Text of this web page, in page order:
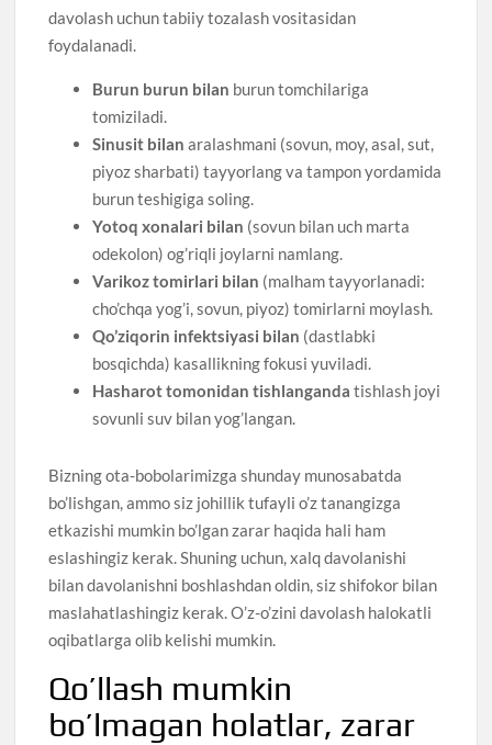
davolash uchun tabiiy tozalash vositasidan
foydalanadi.
Burun burun bilan burun tomchilariga
tomiziladi.
Sinusit bilan aralashmani (sovun, moy, asal, sut,
piyoz sharbati) tayyorlang va tampon yordamida
burun teshigiga soling.
Yotoq xonalari bilan (sovun bilan uch marta
odekolon) og’riqli joylarni namlang.
Varikoz tomirlari bilan (malham tayyorlanadi:
cho’chqa yog’i, sovun, piyoz) tomirlarni moylash.
Qo’ziqorin infektsiyasi bilan (dastlabki
bosqichda) kasallikning fokusi yuviladi.
Hasharot tomonidan tishlanganda tishlash joyi
sovunli suv bilan yog’langan.
Bizning ota-bobolarimizga shunday munosabatda
bo’lishgan, ammo siz johillik tufayli o’z tanangizga
etkazishi mumkin bo’lgan zarar haqida hali ham
eslashingiz kerak. Shuning uchun, xalq davolanishi
bilan davolanishni boshlashdan oldin, siz shifokor bilan
maslahatlashingiz kerak. O’z-o’zini davolash halokatli
oqibatlarga olib kelishi mumkin.
Qo’llash mumkin
bo’lmagan holatlar, zarar